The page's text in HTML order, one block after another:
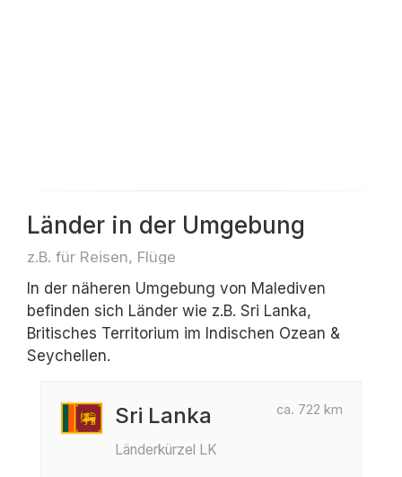
Länder in der Umgebung
z.B. für Reisen, Flüge
In der näheren Umgebung von Malediven
befinden sich Länder wie z.B. Sri Lanka,
Britisches Territorium im Indischen Ozean &
Seychellen.
ca. 722 km
Sri Lanka
Länderkürzel LK